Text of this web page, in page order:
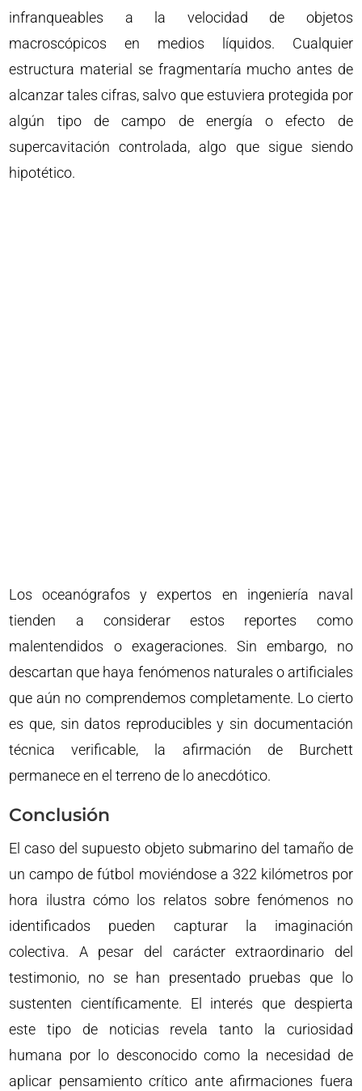
infranqueables a la velocidad de objetos
macroscópicos en medios líquidos. Cualquier
estructura material se fragmentaría mucho antes de
alcanzar tales cifras, salvo que estuviera protegida por
algún tipo de campo de energía o efecto de
supercavitación controlada, algo que sigue siendo
hipotético.
Los oceanógrafos y expertos en ingeniería naval
tienden a considerar estos reportes como
malentendidos o exageraciones. Sin embargo, no
descartan que haya fenómenos naturales o artificiales
que aún no comprendemos completamente. Lo cierto
es que, sin datos reproducibles y sin documentación
técnica verificable, la afirmación de Burchett
permanece en el terreno de lo anecdótico.
Conclusión
El caso del supuesto objeto submarino del tamaño de
un campo de fútbol moviéndose a 322 kilómetros por
hora ilustra cómo los relatos sobre fenómenos no
identificados pueden capturar la imaginación
colectiva. A pesar del carácter extraordinario del
testimonio, no se han presentado pruebas que lo
sustenten científicamente. El interés que despierta
este tipo de noticias revela tanto la curiosidad
humana por lo desconocido como la necesidad de
aplicar pensamiento crítico ante afirmaciones fuera